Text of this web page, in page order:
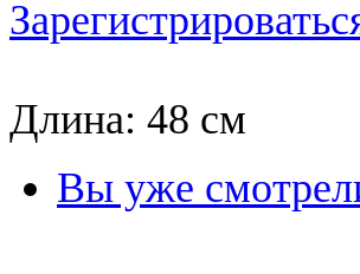
Длина: 48 см
Вы уже